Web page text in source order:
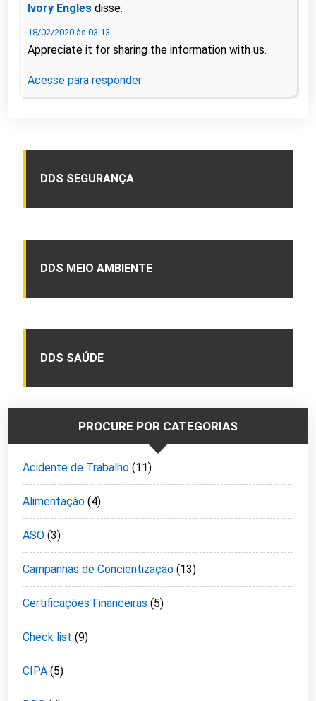
Ivory Engles disse:
18/02/2020 às 03:13
Appreciate it for sharing the information with us.
Acesse para responder
DDS SEGURANÇA
DDS MEIO AMBIENTE
DDS SAÚDE
PROCURE POR CATEGORIAS
Acidente de Trabalho (11)
Alimentação (4)
ASO (3)
Campanhas de Concientização (13)
Certificações Financeiras (5)
Check list (9)
CIPA (5)